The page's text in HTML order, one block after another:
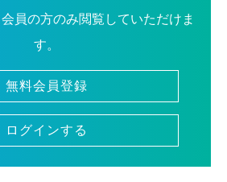
員の方のみ閲覧していただけま
す。
無料会員登録
ログインする